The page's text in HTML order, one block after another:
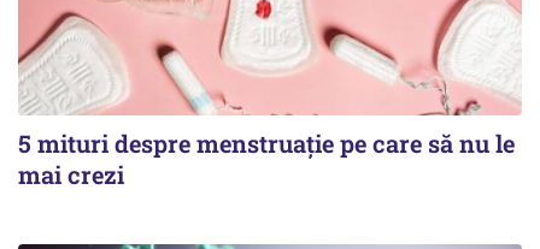
5 mituri despre menstruație pe care să nu le
mai crezi